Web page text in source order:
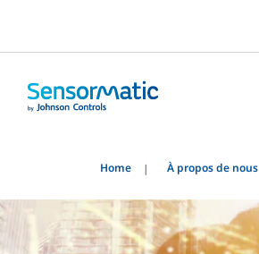
Home À propos de nous